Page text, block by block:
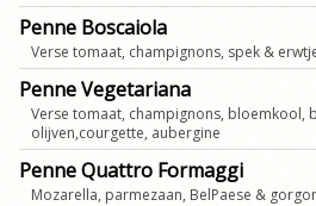
Penne Boscaiola
Verse tomaat, champignons, spek &
Penne Vegetariana
Verse tomaat, champignons, bloemkool,
olijven,courgette, aubergine
Penne Quattro Formaggi
Mozarella, parmezaan, BelPaese &